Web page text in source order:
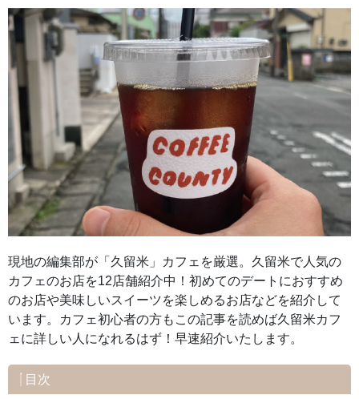
現地の編集部が「久留米」カフェを厳選。久留米で人気の
カフェのお店を12店舗紹介中！初めてのデートにおすすめ
のお店や美味しいスイーツを楽しめるお店などを紹介して
います。カフェ初心者の方もこの記事を読めば久留米カフ
ェに詳しい人になれるはず！早速紹介いたします。
目次